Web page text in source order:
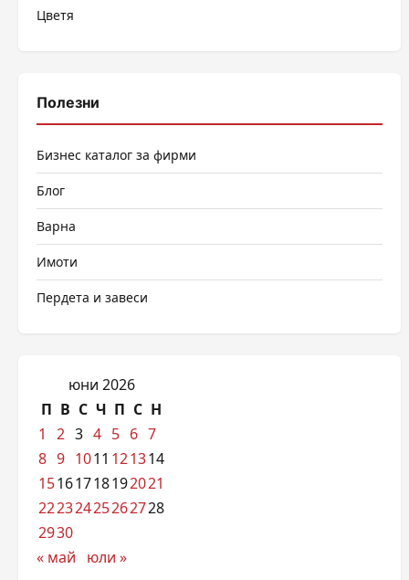
Цветя
Полезни
Бизнес каталог за фирми
Блог
Варна
Имоти
Пердета и завеси
юни 2026
П В С Ч П С Н
1
2 3 4 5 6 7
8 9 1011 121314
15161718192021
22232425262728
2930
« май
юли »